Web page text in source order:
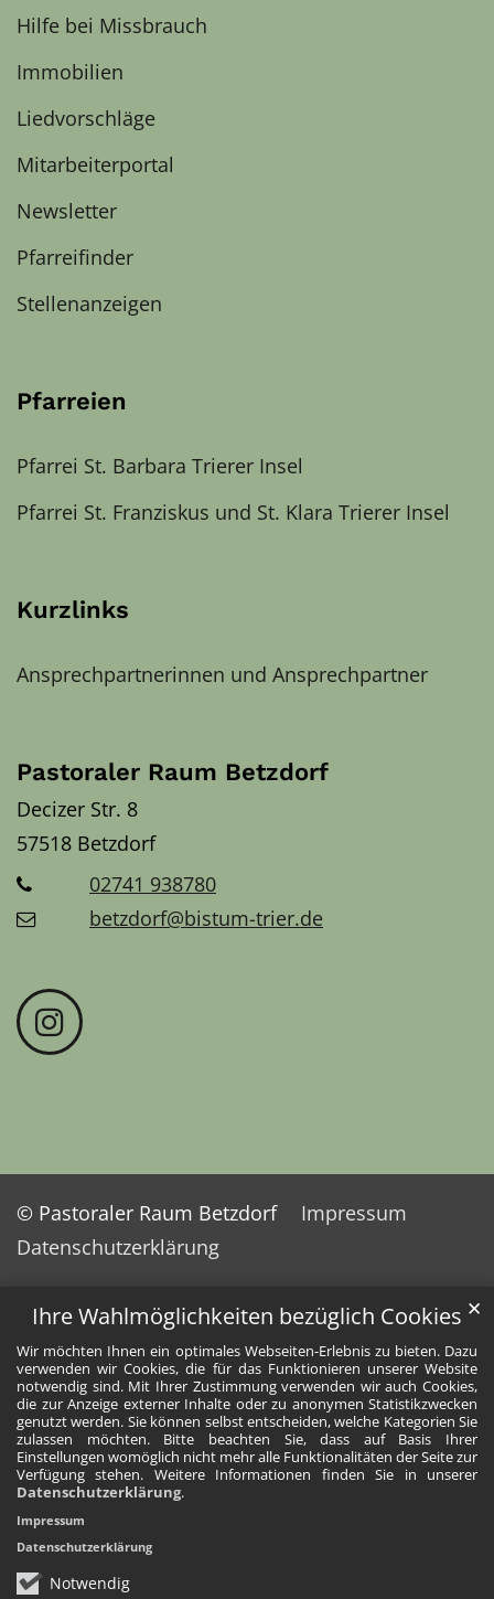
Ihre Wahlmöglichkeiten bezüglich Cookies
Wir möchten Ihnen ein optimales Webseiten-Erlebnis zu bieten. Dazu
verwenden wir Cookies, die für das Funktionieren unserer Website
notwendig sind. Mit Ihrer Zustimmung verwenden wir auch Cookies,
die zur Anzeige externer Inhalte oder zu anonymen Statistikzwecken
genutzt werden. Sie können selbst entscheiden, welche Kategorien Sie
zulassen möchten. Bitte beachten Sie, dass auf Basis Ihrer
Einstellungen womöglich nicht mehr alle Funktionalitäten der Seite zur
Verfügung stehen. Weitere Informationen finden Sie in unserer
Datenschutzerklärung.
Notwendig
✕
Impressum
Datenschutzerklärung
Hilfe bei Missbrauch
Immobilien
Liedvorschläge
Mitarbeiterportal
Newsletter
Pfarreifinder
Stellenanzeigen
Pfarreien
Pfarrei St. Barbara Trierer Insel
Pfarrei St. Franziskus und St. Klara Trierer Insel
Kurzlinks
Ansprechpartnerinnen und Ansprechpartner
Pastoraler Raum Betzdorf
Decizer Str. 8
57518 Betzdorf
02741 938780
betzdorf@bistum-trier.de
© Pastoraler Raum Betzdorf
Impressum
Datenschutzerklärung